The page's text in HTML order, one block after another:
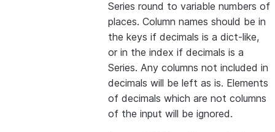
Series round to variable numbers of
places. Column names should be in
the keys if decimals is a dict-like,
or in the index if decimals is a
Series. Any columns not included in
decimals will be left as is. Elements
of decimals which are not columns
of the input will be ignored.